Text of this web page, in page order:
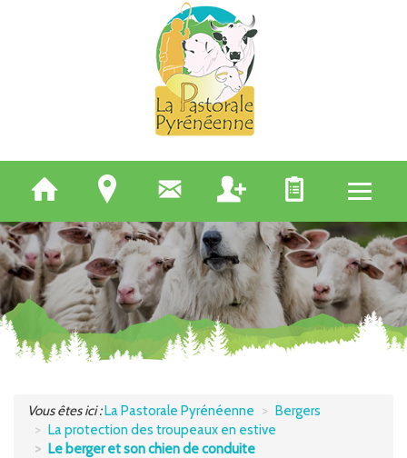
QUI SOMMES-NOUS
ELEVEURS
BERGERS
UTILISATEURS DE MONTAGNE
Vous êtes ici :La Pastorale Pyrénéenne
Bergers
La protection des troupeaux en estive
Le berger et son chien de conduite